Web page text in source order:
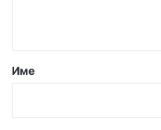
р
Име